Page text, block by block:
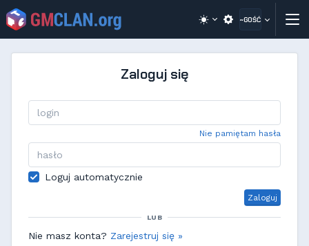
~GOŚĆ
Zaloguj się
Nie pamiętam hasła
Loguj automatycznie
Zaloguj
LUB
Nie masz konta? Zarejestruj się »